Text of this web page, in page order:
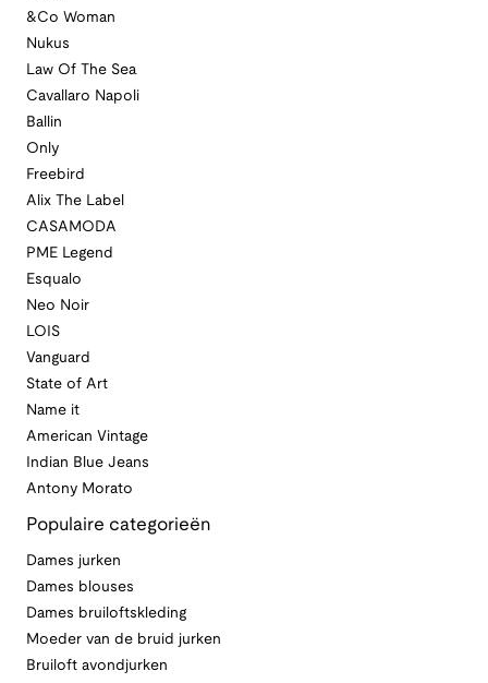
&Co Woman
Nukus
Law Of The Sea
Cavallaro Napoli
Ballin
Only
Freebird
Alix The Label
CASAMODA
PME Legend
Esqualo
Neo Noir
LOIS
Vanguard
State of Art
Name it
American Vintage
Indian Blue Jeans
Antony Morato
Populaire categorieën
Dames jurken
Dames blouses
Dames bruiloftskleding
Moeder van de bruid jurken
Bruiloft avondjurken